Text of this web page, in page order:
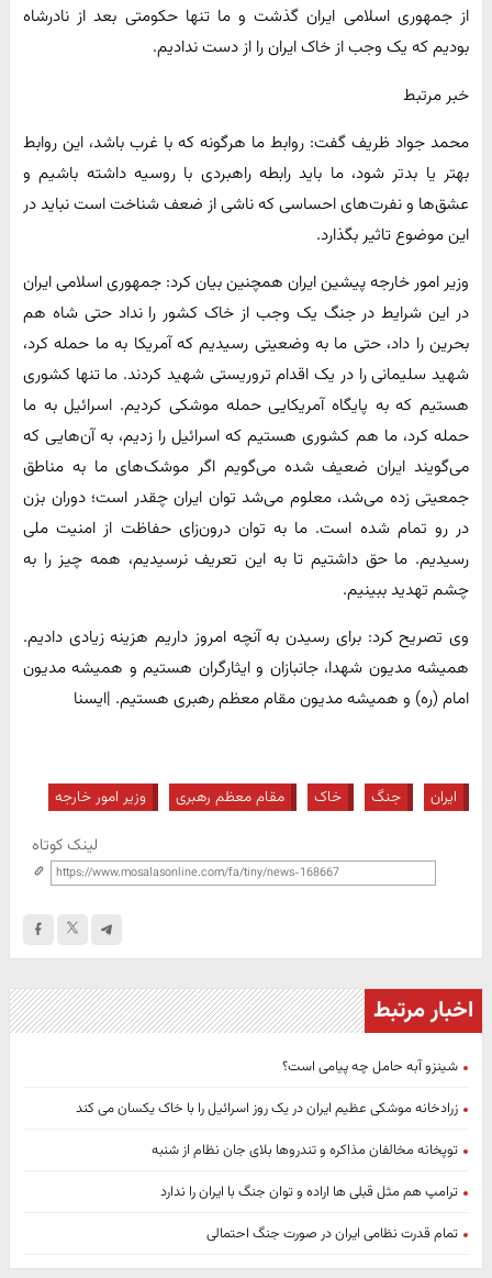
از جمهوری اسلامی ایران گذشت و ما تنها حکومتی بعد از نادرشاه
بودیم که یک وجب از خاک ایران را از دست ندادیم.
خبر مرتبط
محمد جواد ظریف گفت: روابط ما هرگونه که با غرب باشد، این روابط
بهتر یا بدتر شود، ما باید رابطه راهبردی با روسیه داشته باشیم و
عشق‌ها و نفرت‌های احساسی که ناشی از ضعف شناخت است نباید در
این موضوع تاثیر بگذارد.
وزیر امور خارجه پیشین ایران همچنین بیان کرد: جمهوری اسلامی ایران
در این شرایط در جنگ یک وجب از خاک کشور را نداد حتی شاه هم
بحرین را داد، حتی ما به وضعیتی رسیدیم که آمریکا به ما حمله کرد،
شهید سلیمانی را در یک اقدام تروریستی شهید کردند. ما تنها کشوری
هستیم که به پایگاه آمریکایی حمله موشکی کردیم. اسرائیل به ما
حمله کرد، ما هم کشوری هستیم که اسرائیل را زدیم، به آن‌هایی که
می‌گویند ایران ضعیف شده می‌گویم اگر موشک‌های ما به مناطق
جمعیتی زده می‌شد، معلوم می‌شد توان ایران چقدر است؛ دوران بزن
در رو تمام شده است. ما به توان درون‌زای حفاظت از امنیت ملی
رسیدیم. ما حق داشتیم تا به این تعریف نرسیدیم، همه چیز را به
چشم تهدید ببینیم.
وی تصریح کرد: برای رسیدن به آنچه امروز داریم هزینه زیادی دادیم.
همیشه مدیون شهدا، جانبازان و ایثارگران هستیم و همیشه مدیون
امام (ره) و همیشه مدیون مقام معظم رهبری هستیم. |ایسنا
ایران جنگ خاک مقام معظم رهبری وزیر امور خارجه
لینک کوتاه
اخبار مرتبط
شینزو آبه حامل چه پیامی است؟
زرادخانه موشکی عظیم ایران در یک روز اسرائیل را با خاک یکسان می کند
توپخانه مخالفان مذاکره و تندروها بلای جان نظام از شنبه
ترامپ هم مثل قبلی ها اراده و توان جنگ با ایران را ندارد
تمام قدرت نظامی ایران در صورت جنگ احتمالی